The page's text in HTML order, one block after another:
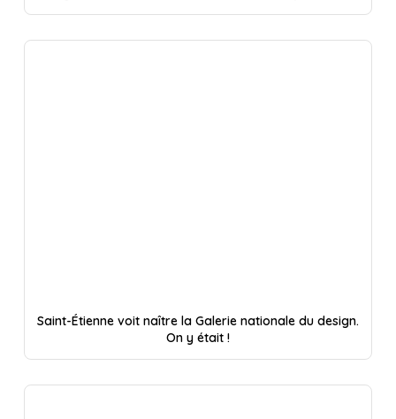
Saint-Étienne voit naître la Galerie nationale du design.
On y était !